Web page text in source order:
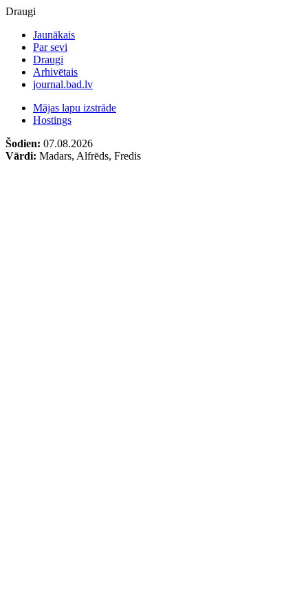
Draugi
Jaunākais
Par sevi
Draugi
Arhivētais
journal.bad.lv
Mājas lapu izstrāde
Hostings
Šodien: 07.08.2026
Vārdi: Madars, Alfrēds, Fredis